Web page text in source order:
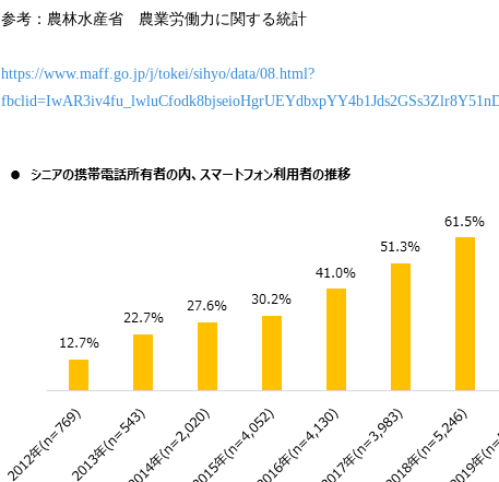
参考：農林水産省 農業労働力に関する統計
https://www.maff.go.jp/j/tokei/sihyo/data/08.html?